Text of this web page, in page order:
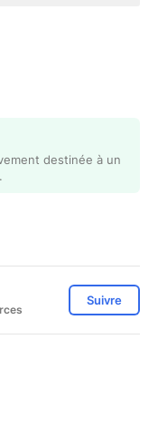
destinée à un
.
Suivre